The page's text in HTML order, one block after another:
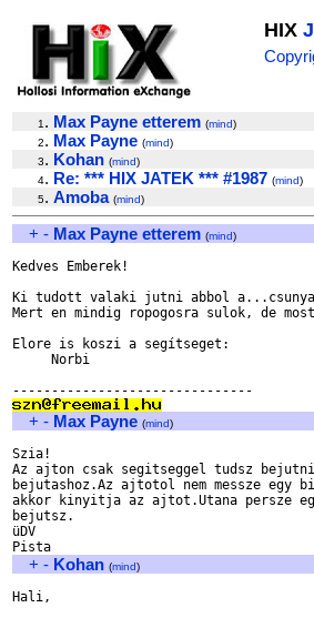
HIX
1 . Max Payne etterem (mind)
2. Max Payne (mind)
3. Kohan (mind)
4. Re: *** HIX JATEK *** #1987 (mind)
5. Amoba (mind)
+ - Max Payne etterem (mind)
Kedves Emberek!
Ki tudott valaki jutni abbol a...csunya
Mert en mindig ropogosra sulok, de
Elore is koszi a segítseget:
     Norbi
+ - Max Payne (mind)
Szia!
Az ajton csak segitseggel tudsz
bejutashoz.Az ajtotol nem messze egy
akkor kinyitja az ajtot.Utana persze
bejutsz.
üDV
+ - Kohan (mind)
Hali,